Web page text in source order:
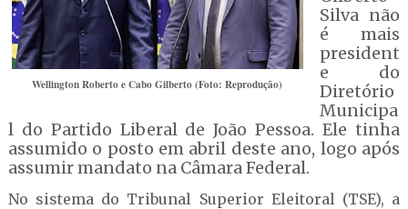
Wellington Roberto e Cabo Gilberto (Foto: Reprodução)
Silva não
é mais
president
e do
Diretório
Municipa
l do Partido Liberal de João Pessoa. Ele tinha
assumido o posto em abril deste ano, logo após
assumir mandato na Câmara Federal.
No sistema do Tribunal Superior Eleitoral (TSE), a